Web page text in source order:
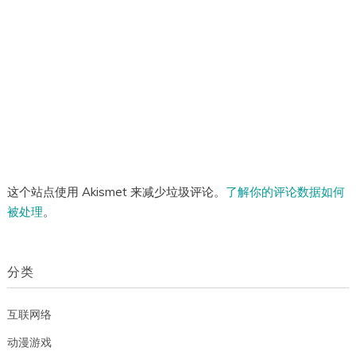
这个站点使用 Akismet 来减少垃圾评论。 了解你的评论数据如何
被处理。
分类
互联网络
动漫游戏